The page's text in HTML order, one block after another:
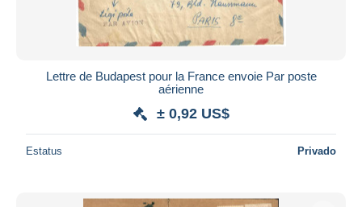
Lettre de Budapest pour la France envoie Par poste
aérienne
± 0,92 US$
Estatus Privado